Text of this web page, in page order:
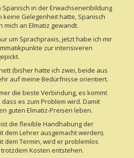
Spanisch in der Erwachsenenbildung
keine Gelegenheit hatte, Spanisch
mich an Elmatiz gewandt.
um Sprachpraxis, jetzt habe ich mir
zur intensiveren
(bisher hatte ich zwei, beide aus
auf meine Bedürfnisse orientiert.
die beste Verbindung, es kommt
es zum Problem wird. Damit
guten Elmatiz-Preisen leben.
die flexible Handhabung der
dem Lehrer ausgemacht werden).
dem Termin, wird er problemlos
Kosten entstehen.